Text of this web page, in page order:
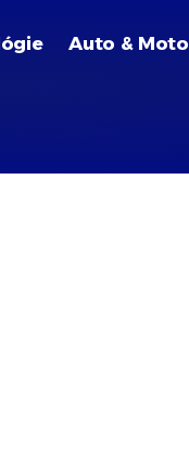
Auto & Moto